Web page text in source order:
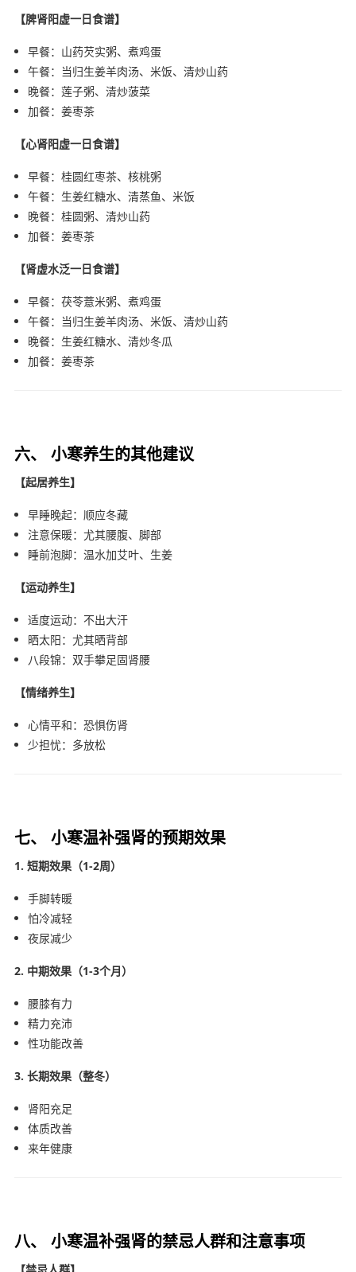
【脾肾阳虚一日食谱】
早餐：山药芡实粥、煮鸡蛋
午餐：当归生姜羊肉汤、米饭、清炒山药
晚餐：莲子粥、清炒菠菜
加餐：姜枣茶
【心肾阳虚一日食谱】
早餐：桂圆红枣茶、核桃粥
午餐：生姜红糖水、清蒸鱼、米饭
晚餐：桂圆粥、清炒山药
加餐：姜枣茶
【肾虚水泛一日食谱】
早餐：茯苓薏米粥、煮鸡蛋
午餐：当归生姜羊肉汤、米饭、清炒山药
晚餐：生姜红糖水、清炒冬瓜
加餐：姜枣茶
六、 小寒养生的其他建议
【起居养生】
早睡晚起：顺应冬藏
注意保暖：尤其腰腹、脚部
睡前泡脚：温水加艾叶、生姜
【运动养生】
适度运动：不出大汗
晒太阳：尤其晒背部
八段锦：双手攀足固肾腰
【情绪养生】
心情平和：恐惧伤肾
少担忧：多放松
七、 小寒温补强肾的预期效果
1. 短期效果（1-2周）
手脚转暖
怕冷减轻
夜尿减少
2. 中期效果（1-3个月）
腰膝有力
精力充沛
性功能改善
3. 长期效果（整冬）
肾阳充足
体质改善
来年健康
八、 小寒温补强肾的禁忌人群和注意事项